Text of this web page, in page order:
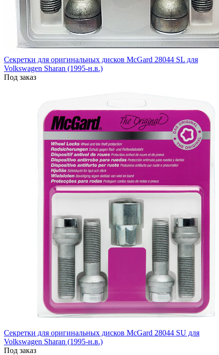
Секретки для оригинальных дисков McGard 28044 SL для
Volkswagen Sharan (1995-н.в.)
Под заказ
Секретки для оригинальных дисков McGard 28044 SU для
Volkswagen Sharan (1995-н.в.)
Под заказ